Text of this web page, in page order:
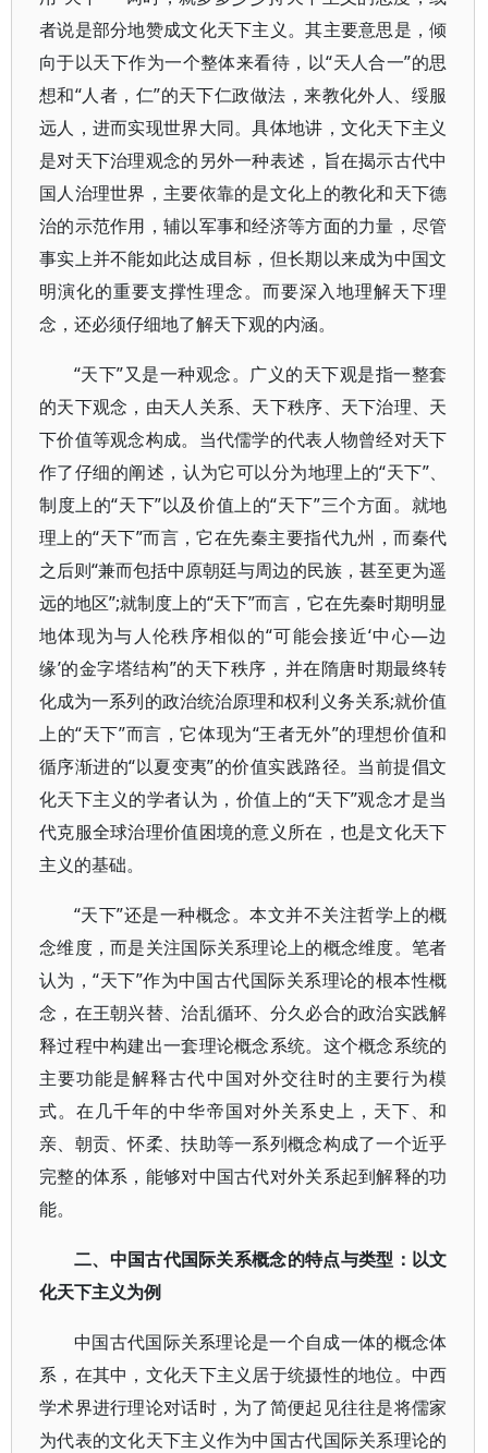
者说是部分地赞成文化天下主义。其主要意思是，倾
向于以天下作为一个整体来看待，以“天人合一”的思
想和“人者，仁”的天下仁政做法，来教化外人、绥服
远人，进而实现世界大同。具体地讲，文化天下主义
是对天下治理观念的另外一种表述，旨在揭示古代中
国人治理世界，主要依靠的是文化上的教化和天下德
治的示范作用，辅以军事和经济等方面的力量，尽管
事实上并不能如此达成目标，但长期以来成为中国文
明演化的重要支撑性理念。而要深入地理解天下理
念，还必须仔细地了解天下观的内涵。
“天下”又是一种观念。广义的天下观是指一整套
的天下观念，由天人关系、天下秩序、天下治理、天
下价值等观念构成。当代儒学的代表人物曾经对天下
作了仔细的阐述，认为它可以分为地理上的“天下”、
制度上的“天下”以及价值上的“天下”三个方面。就地
理上的“天下”而言，它在先秦主要指代九州，而秦代
之后则“兼而包括中原朝廷与周边的民族，甚至更为遥
远的地区”;就制度上的“天下”而言，它在先秦时期明显
地体现为与人伦秩序相似的“可能会接近‘中心—边
缘’的金字塔结构”的天下秩序，并在隋唐时期最终转
化成为一系列的政治统治原理和权利义务关系;就价值
上的“天下”而言，它体现为“王者无外”的理想价值和
循序渐进的“以夏变夷”的价值实践路径。当前提倡文
化天下主义的学者认为，价值上的“天下”观念才是当
代克服全球治理价值困境的意义所在，也是文化天下
主义的基础。
“天下”还是一种概念。本文并不关注哲学上的概
念维度，而是关注国际关系理论上的概念维度。笔者
认为，“天下”作为中国古代国际关系理论的根本性概
念，在王朝兴替、治乱循环、分久必合的政治实践解
释过程中构建出一套理论概念系统。这个概念系统的
主要功能是解释古代中国对外交往时的主要行为模
式。在几千年的中华帝国对外关系史上，天下、和
亲、朝贡、怀柔、扶助等一系列概念构成了一个近乎
完整的体系，能够对中国古代对外关系起到解释的功
能。
二、中国古代国际关系概念的特点与类型：以文
化天下主义为例
中国古代国际关系理论是一个自成一体的概念体
系，在其中，文化天下主义居于统摄性的地位。中西
学术界进行理论对话时，为了简便起见往往是将儒家
为代表的文化天下主义作为中国古代国际关系理论的